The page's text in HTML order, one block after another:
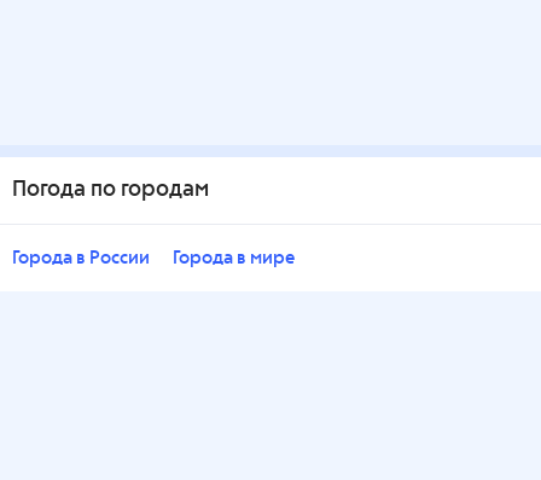
Погода по городам
Города в России Города в мире